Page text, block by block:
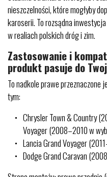
nieszczelności, które mogłyby
karoserii. To rozsądna
w realiach polskich dróg i zim.
Zastosowanie i
produkt pasuje do
To nadkole prawe przeznaczone
tym:
Chrysler Town & Country
Voyager (2008–2010 w
Lancia Grand Voyager
Dodge Grand Caravan